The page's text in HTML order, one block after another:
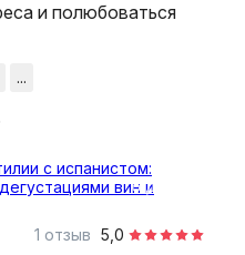
и полюбоваться
...
6 дней
5,0
1 отзыв